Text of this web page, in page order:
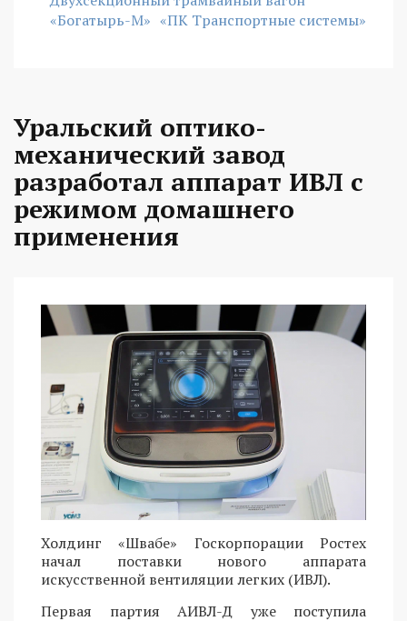
«Богатырь-М» «ПК Транспортные системы»
Уральский оптико-
механический завод
разработал аппарат ИВЛ с
режимом домашнего
применения
Холдинг «Швабе» Госкорпорации Ростех
начал поставки нового аппарата
искусственной вентиляции легких (ИВЛ).
Первая партия АИВЛ-Д уже поступила